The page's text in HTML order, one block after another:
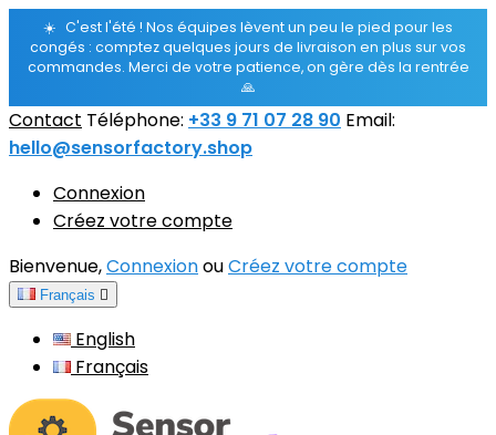
☀️ C'est l'été ! Nos équipes lèvent un peu le pied pour les
congés : comptez quelques jours de livraison en plus sur vos
commandes. Merci de votre patience, on gère dès la rentrée
🙏
Contact Téléphone: +33 9 71 07 28 90 Email:
hello@sensorfactory.shop
Connexion
Créez votre compte
Bienvenue,ConnexionouCréez votre compte
Français 
English
Français